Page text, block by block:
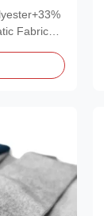
Fabric